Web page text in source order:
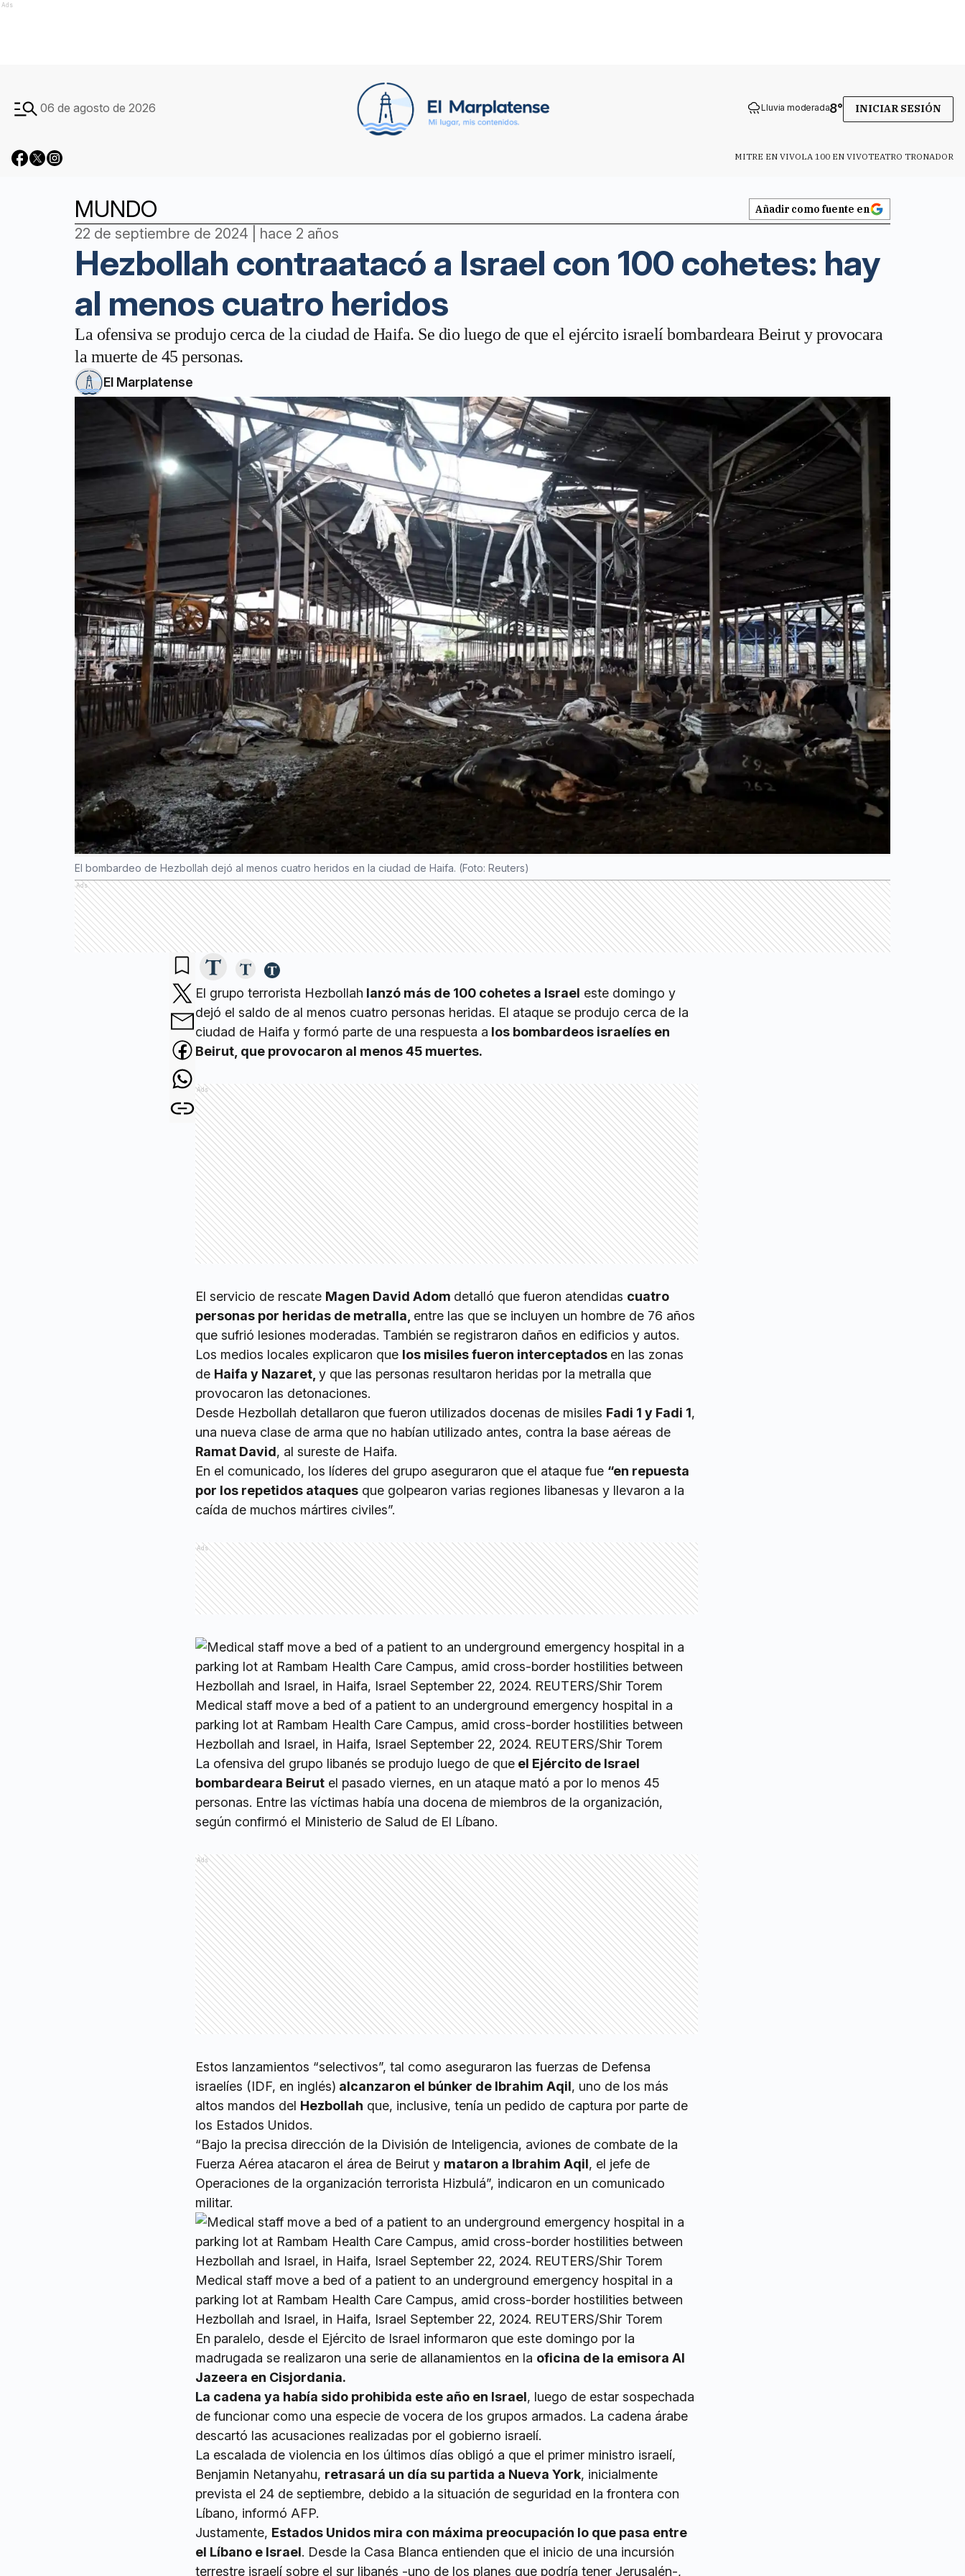
Ads
06 de agosto de 2026 Lluvia moderada8° INICIAR SESIÓN
MITRE EN VIVOLA 100 EN VIVOTEATRO TRONADOR
MUNDO Añadir como fuente en
22 de septiembre de 2024 | hace 2 años
Hezbollah contraatacó a Israel con 100 cohetes: hay
al menos cuatro heridos
La ofensiva se produjo cerca de la ciudad de Haifa. Se dio luego de que el ejército israelí bombardeara Beirut y provocara
la muerte de 45 personas.
El Marplatense
El bombardeo de Hezbollah dejó al menos cuatro heridos en la ciudad de Haifa. (Foto: Reuters)
Ads
El grupo terrorista Hezbollah lanzó más de 100 cohetes a Israel este domingo y
dejó el saldo de al menos cuatro personas heridas. El ataque se produjo cerca de la
ciudad de Haifa y formó parte de una respuesta a los bombardeos israelíes en
Beirut, que provocaron al menos 45 muertes.
Ads
El servicio de rescate Magen David Adom detalló que fueron atendidas cuatro
personas por heridas de metralla, entre las que se incluyen un hombre de 76 años
que sufrió lesiones moderadas. También se registraron daños en edificios y autos.
Los medios locales explicaron que los misiles fueron interceptados en las zonas
de Haifa y Nazaret, y que las personas resultaron heridas por la metralla que
provocaron las detonaciones.
Desde Hezbollah detallaron que fueron utilizados docenas de misiles Fadi 1 y Fadi 1,
una nueva clase de arma que no habían utilizado antes, contra la base aéreas de
Ramat David, al sureste de Haifa.
En el comunicado, los líderes del grupo aseguraron que el ataque fue “en repuesta
por los repetidos ataques que golpearon varias regiones libanesas y llevaron a la
caída de muchos mártires civiles”.
Ads
Medical staff move a bed of a patient to an underground emergency hospital in a
parking lot at Rambam Health Care Campus, amid cross-border hostilities between
Hezbollah and Israel, in Haifa, Israel September 22, 2024. REUTERS/Shir Torem
La ofensiva del grupo libanés se produjo luego de que el Ejército de Israel
bombardeara Beirut el pasado viernes, en un ataque mató a por lo menos 45
personas. Entre las víctimas había una docena de miembros de la organización,
según confirmó el Ministerio de Salud de El Líbano.
Ads
Estos lanzamientos “selectivos”, tal como aseguraron las fuerzas de Defensa
israelíes (IDF, en inglés) alcanzaron el búnker de Ibrahim Aqil, uno de los más
altos mandos del Hezbollah que, inclusive, tenía un pedido de captura por parte de
los Estados Unidos.
“Bajo la precisa dirección de la División de Inteligencia, aviones de combate de la
Fuerza Aérea atacaron el área de Beirut y mataron a Ibrahim Aqil, el jefe de
Operaciones de la organización terrorista Hizbulá”, indicaron en un comunicado
militar.
Medical staff move a bed of a patient to an underground emergency hospital in a
parking lot at Rambam Health Care Campus, amid cross-border hostilities between
Hezbollah and Israel, in Haifa, Israel September 22, 2024. REUTERS/Shir Torem
En paralelo, desde el Ejército de Israel informaron que este domingo por la
madrugada se realizaron una serie de allanamientos en la oficina de la emisora Al
Jazeera en Cisjordania.
La cadena ya había sido prohibida este año en Israel, luego de estar sospechada
de funcionar como una especie de vocera de los grupos armados. La cadena árabe
descartó las acusaciones realizadas por el gobierno israelí.
La escalada de violencia en los últimos días obligó a que el primer ministro israelí,
Benjamin Netanyahu, retrasará un día su partida a Nueva York, inicialmente
prevista el 24 de septiembre, debido a la situación de seguridad en la frontera con
Líbano, informó AFP.
Justamente, Estados Unidos mira con máxima preocupación lo que pasa entre
el Líbano e Israel. Desde la Casa Blanca entienden que el inicio de una incursión
terrestre israelí sobre el sur libanés -uno de los planes que podría tener Jerusalén-,